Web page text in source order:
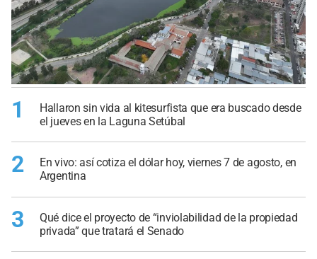
1
Hallaron sin vida al kitesurfista que era buscado desde
el jueves en la Laguna Setúbal
2
En vivo: así cotiza el dólar hoy, viernes 7 de agosto, en
Argentina
3
Qué dice el proyecto de “inviolabilidad de la propiedad
privada” que tratará el Senado